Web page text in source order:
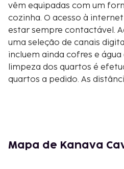
vêm equipadas com um
cozinha. O acesso à
estar sempre contactável.
uma seleção de canais
incluem ainda cofres e
limpeza dos quartos é
quartos a pedido. As
Venetsanos Winery - 2,4
Mapa de Kanava